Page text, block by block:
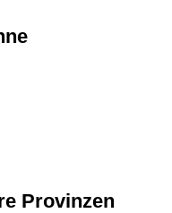
Provinzen